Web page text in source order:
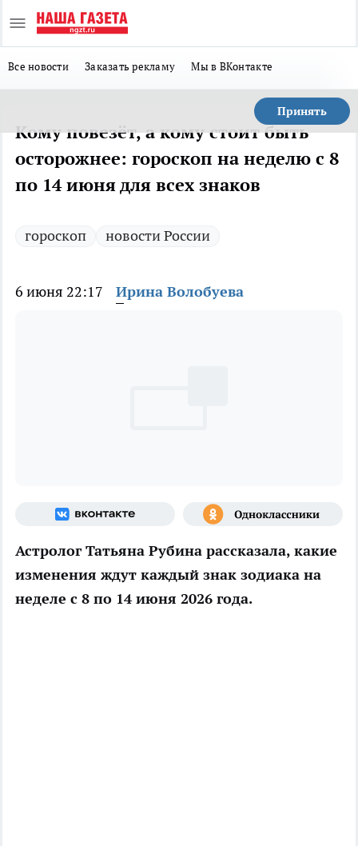
Все новости Заказать рекламу Мы в ВКонтакте
Принять
Кому повезёт, а кому стоит быть
осторожнее: гороскоп на неделю с 8
по 14 июня для всех знаков
гороскоп новости России
6 июня 22:17 Ирина Волобуева
Астролог Татьяна Рубина рассказала, какие
изменения ждут каждый знак зодиака на
неделе с 8 по 14 июня 2026 года.